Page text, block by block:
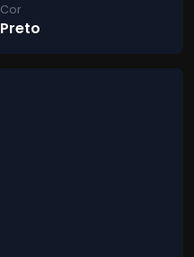
Cor
Preto